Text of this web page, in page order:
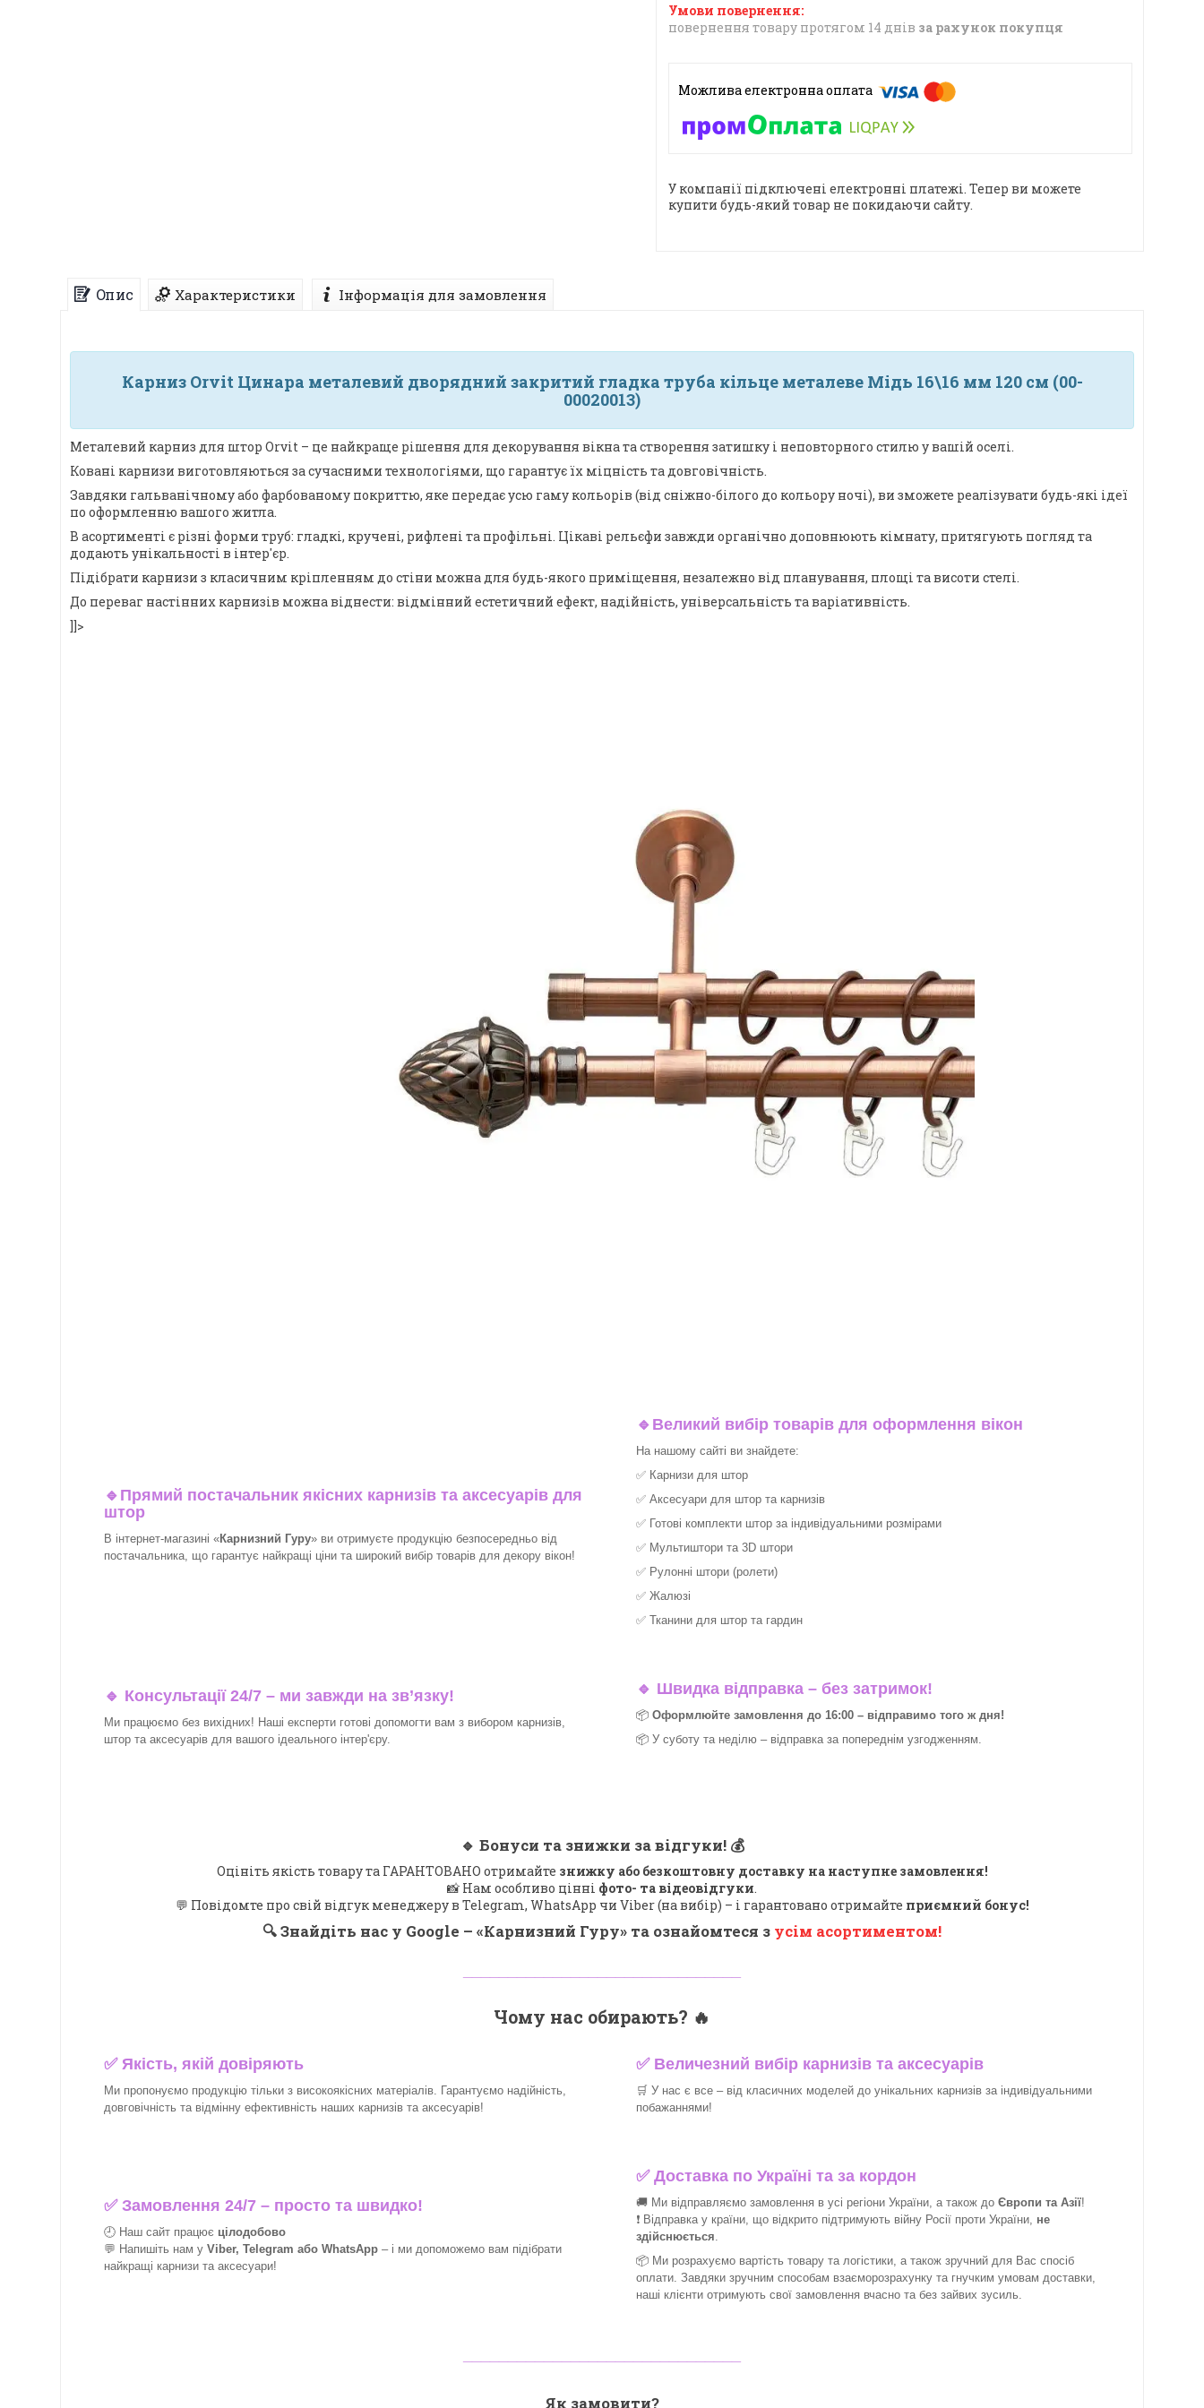
повернення товару протягом 14 днів за рахунок покупця
У компанії підключені електронні платежі. Тепер ви можете
купити будь-який товар не покидаючи сайту.
Опис Характеристики Інформація для замовлення
Карниз Orvit Цинара металевий дворядний закритий гладка труба кільце металеве Мідь 16\16 мм 120 см (00-
00020013)
Металевий карниз для штор Orvit – це найкраще рішення для декорування вікна та створення затишку і неповторного стилю у вашій оселі.
Ковані карнизи виготовляються за сучасними технологіями, що гарантує їх міцність та довговічність.
Завдяки гальванічному або фарбованому покриттю, яке передає усю гаму кольорів (від сніжно-білого до кольору ночі), ви зможете реалізувати будь-які ідеї
по оформленню вашого житла.
В асортименті є різні форми труб: гладкі, кручені, рифлені та профільні. Цікаві рельєфи завжди органічно доповнюють кімнату, притягують погляд та
додають унікальності в інтер'єр.
Підібрати карнизи з класичним кріпленням до стіни можна для будь-якого приміщення, незалежно від планування, площі та висоти стелі.
До переваг настінних карнизів можна віднести: відмінний естетичний ефект, надійність, універсальність та варіативність.
]]>
🔹 Прямий постачальник якісних карнизів та аксесуарів для
штор
В інтернет-магазині «Карнизний Гуру» ви отримуєте продукцію безпосередньо від
постачальника, що гарантує найкращі ціни та широкий вибір товарів для декору вікон!
🔹 Великий вибір товарів для оформлення вікон
На нашому сайті ви знайдете:
✅ Карнизи для штор
✅ Аксесуари для штор та карнизів
✅ Готові комплекти штор за індивідуальними розмірами
✅ Мультиштори та 3D штори
✅ Рулонні штори (ролети)
✅ Жалюзі
✅ Тканини для штор та гардин
🔹 Консультації 24/7 – ми завжди на зв’язку!
Ми працюємо без вихідних! Наші експерти готові допомогти вам з вибором карнизів,
штор та аксесуарів для вашого ідеального інтер'єру.
🔹 Швидка відправка – без затримок!
📦 Оформлюйте замовлення до 16:00 – відправимо того ж дня!
📦 У суботу та неділю – відправка за попереднім узгодженням.
🔹 Бонуси та знижки за відгуки! 💰
Оцініть якість товару та ГАРАНТОВАНО отримайте знижку або безкоштовну доставку на наступне замовлення!
📸 Нам особливо цінні фото- та відеовідгуки.
💬 Повідомте про свій відгук менеджеру в Telegram, WhatsApp чи Viber (на вибір) – і гарантовано отримайте приємний бонус!
🔍Знайдіть нас у Google – «Карнизний Гуру» та ознайомтеся з усім асортиментом!
Чому нас обирають? 🔥
✅Якість, якій довіряють
Ми пропонуємо продукцію тільки з високоякісних матеріалів. Гарантуємо надійність,
довговічність та відмінну ефективність наших карнизів та аксесуарів!
✅ Величезний вибір карнизів та аксесуарів
🛒 У нас є все – від класичних моделей до унікальних карнизів за індивідуальними
побажаннями!
✅Замовлення 24/7 – просто та швидко!
🕘 Наш сайт працює цілодобово
💬 Напишіть нам у Viber, Telegram або WhatsApp – і ми допоможемо вам підібрати
найкращі карнизи та аксесуари!
✅Доставка по Україні та за кордон
🚚 Ми відправляємо замовлення в усі регіони України, а також до Європи та Азії!
❗ Відправка у країни, що відкрито підтримують війну Росії проти України, не
здійснюється.
📦 Ми розрахуємо вартість товару та логістики, а також зручний для Вас спосіб
оплати. Завдяки зручним способам взаєморозрахунку та гнучким умовам доставки,
наші клієнти отримують свої замовлення вчасно та без зайвих зусиль.
Як замовити?